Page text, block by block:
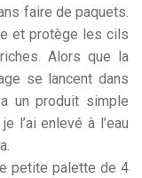
faire de paquets.
et protège les cils
Alors que la
se lancent dans
un produit simple
l’ai enlevé à l’eau
petite palette de 4